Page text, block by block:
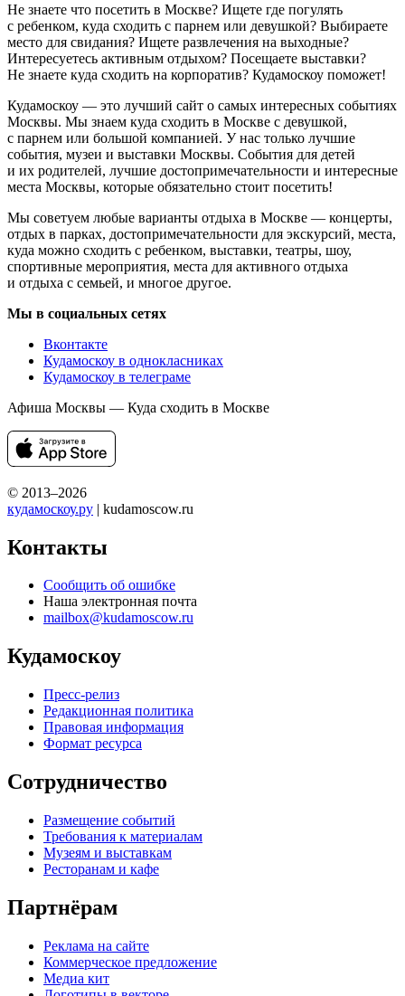
Не знаете что посетить в Москве? Ищете где погулять
с ребенком, куда сходить с парнем или девушкой? Выбираете
место для свидания? Ищете развлечения на выходные?
Интересуетесь активным отдыхом? Посещаете выставки?
Не знаете куда сходить на корпоратив? Кудамоскоу поможет!
Кудамоскоу — это лучший сайт о самых интересных событиях
Москвы. Мы знаем куда сходить в Москве с девушкой,
с парнем или большой компанией. У нас только лучшие
события, музеи и выставки Москвы. События для детей
и их родителей, лучшие достопримечательности и интересные
места Москвы, которые обязательно стоит посетить!
Мы советуем любые варианты отдыха в Москве — концерты,
отдых в парках, достопримечательности для экскурсий, места,
куда можно сходить с ребенком, выставки, театры, шоу,
спортивные мероприятия, места для активного отдыха
и отдыха с семьей, и многое другое.
Мы в социальных сетях
Вконтакте
Кудамоскоу в однокласниках
Кудамоскоу в телеграме
Афиша Москвы — Куда сходить в Москве
© 2013–2026
кудамоскоу.ру | kudamoscow.ru
Контакты
Сообщить об ошибке
Наша электронная почта
mailbox@kudamoscow.ru
Кудамоскоу
Пресс-релиз
Редакционная политика
Правовая информация
Формат ресурса
Сотрудничество
Размещение событий
Требования к материалам
Музеям и выставкам
Ресторанам и кафе
Партнёрам
Реклама на сайте
Коммерческое предложение
Медиа кит